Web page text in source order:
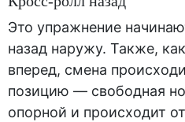
Это упражнение
назад наружу. Также,
вперед, смена
позицию — свободная
опорной и происходит